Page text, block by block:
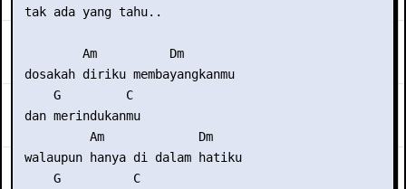
tak ada yang tahu..
         Am          Dm
dosakah diriku membayangkanmu
     G         C
dan merindukanmu
          Am             Dm
walaupun hanya di dalam hatiku
     G          C